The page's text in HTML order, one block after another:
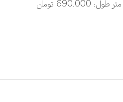
690.000 تومان